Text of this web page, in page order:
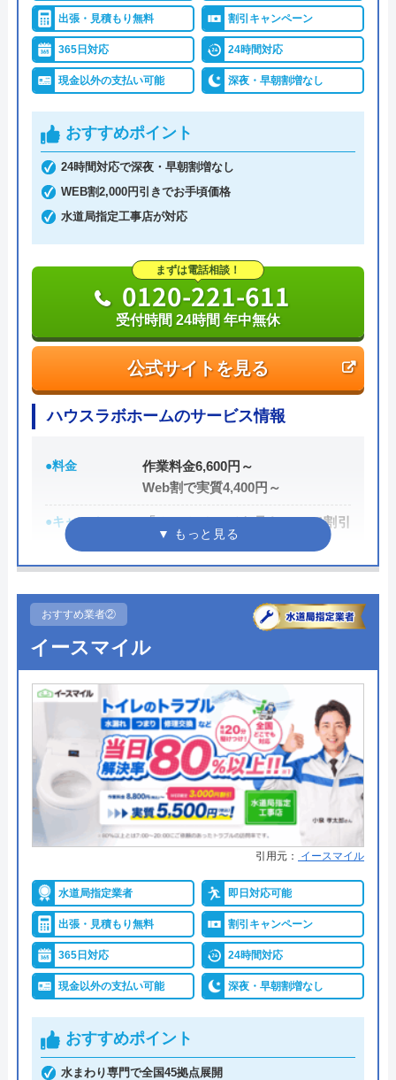
出張・見積もり無料 割引キャンペーン
365日対応 24時間対応
現金以外の支払い可能 深夜・早朝割増なし
おすすめポイント
24時間対応で深夜・早朝割増なし
WEB割2,000円引きでお手頃価格
水道局指定工事店が対応
公式サイトを見る
まずは電話相談！
0120-221-611
受付時間 24時間 年中無休
ハウスラボホームのサービス情報
●料金
作業料金6,600円～
Web割で実質4,400円～
●キャンペーン
「ホームページを見た！」で割引
2,000円
●受付時間
●定休日 年中無休
●出張見積もり 出張・見積もり無料
●支払い方法
現金、クレジットカード、コンビ
ニ後払い、QRコード決済
●累計実績
提携先は大手企業との法人契約多
数
●保証・保険
商品保証最長10年・施工保証最長5
年
詳細は公式HPでご確認ください
ハウスラボホームがおすすめの理由
ハウスラボホームは全国各地に拠点を構えている水
道修理業者です。トイレ、キッチン、浴室などの水
まわりトラブル全般に対応しており、作業料金が
6,600円からとお手頃価格で提供をしています。
おすすめ業者②
イースマイル
引用元： イースマイル
水道局指定業者 即日対応可能
出張・見積もり無料 割引キャンペーン
365日対応 24時間対応
現金以外の支払い可能 深夜・早朝割増なし
おすすめポイント
水まわり専門で全国45拠点展開